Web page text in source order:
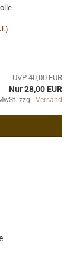
UVP 40,00 EUR
Nur 28,00 EUR
zzgl. Versand